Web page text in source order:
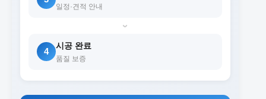
일정·견적 안내
›
4
시공 완료
품질 보증